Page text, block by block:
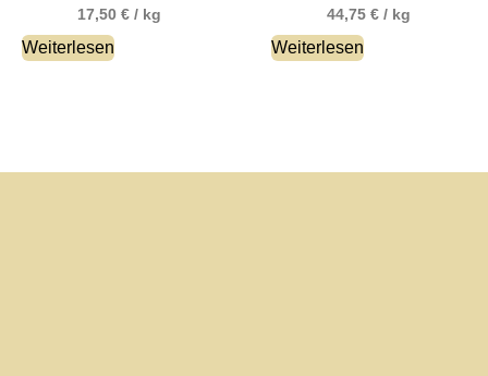
17,50 € / kg
Weiterlesen
44,75 € / kg
Weiterlesen